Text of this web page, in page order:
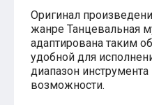
Реквием по мечте
Пираты Карибского моря
Сумерки
Величайший шоумен
Звездные войны
Ла ла Ленд
Ромео и Джульетта (1968)
Оригинал
жанре Танцевальная
адаптирована таким
удобной для
диапазон
возможности.